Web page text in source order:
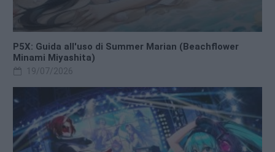
P5X: Guida all'uso di Summer Marian (Beachflower
Minami Miyashita)
19/07/2026